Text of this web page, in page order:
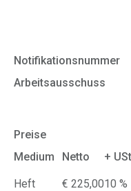
Notifikationsnummer
Arbeitsausschuss
Preise
Medium
Netto +
Heft € 225,0010 %